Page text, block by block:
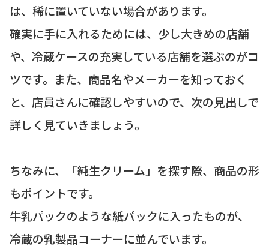
は、稀に置いていない場合があります。
確実に手に入れるためには、少し大きめの店舗
や、冷蔵ケースの充実している店舗を選ぶのがコ
ツです。また、商品名やメーカーを知っておく
と、店員さんに確認しやすいので、次の見出しで
詳しく見ていきましょう。
ちなみに、「純生クリーム」を探す際、商品の形
もポイントです。
牛乳パックのような紙パックに入ったものが、
冷蔵の乳製品コーナーに並んでいます。